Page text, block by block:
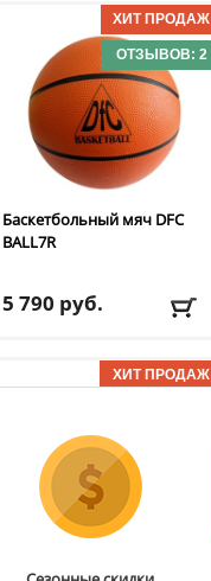
ОТЗЫВОВ: 2
Баскетбольный мяч DFC
BALL7R
5 790 руб.
795 руб., 2-3
дня
Мобильная